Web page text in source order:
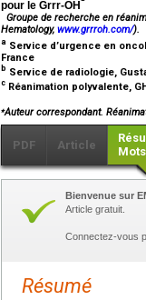
pour le Grrr-OH
Groupe de recherche en
Hematology, www.grrroh.com/).
a Service d’urgence en
France
b Service de radiologie,
c Réanimation polyvalente,
⁎Auteur correspondant.
PDF Article
Bienvenue sur
Article gratuit.
Connectez-vous
Résumé